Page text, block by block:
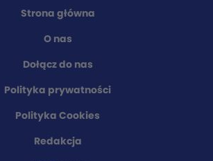
Strona główna
O nas
Dołącz do nas
Polityka prywatności
Polityka Cookies
Redakcja